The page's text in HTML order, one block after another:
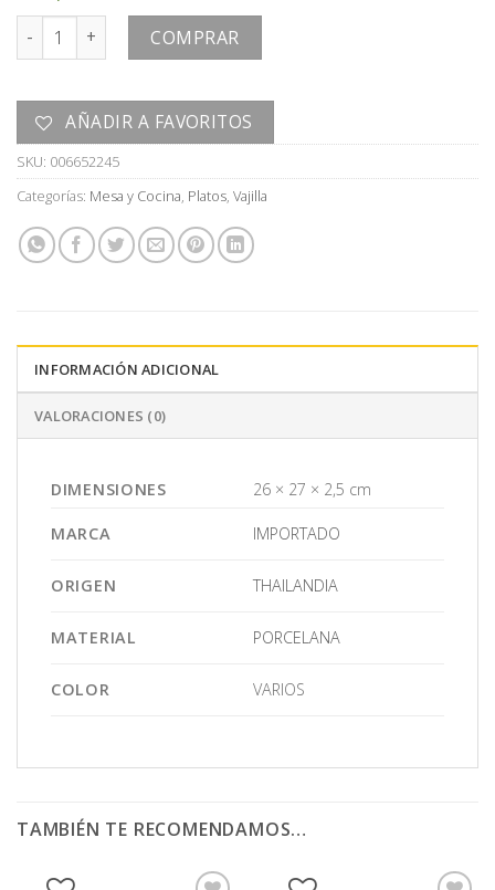
PLATO cantidad COMPRAR
AÑADIR A FAVORITOS
SKU: 006652245
Categorías: Mesa y Cocina, Platos, Vajilla
INFORMACIÓN ADICIONAL
VALORACIONES (0)
DIMENSIONES 26 × 27 × 2,5 cm
MARCA IMPORTADO
ORIGEN THAILANDIA
MATERIAL PORCELANA
COLOR VARIOS
TAMBIÉN TE RECOMENDAMOS…